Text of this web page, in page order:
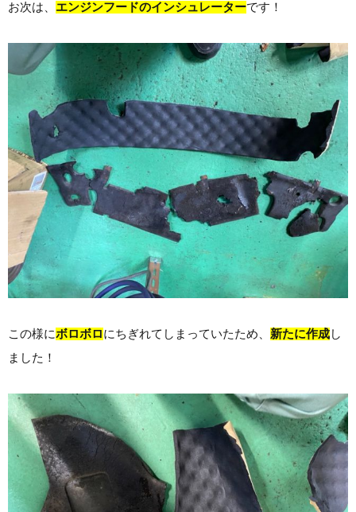
お次は、 エンジンフードのインシュレーターです！
この様にボロボロにちぎれてしまっていたため、 新たに作成し
ました！